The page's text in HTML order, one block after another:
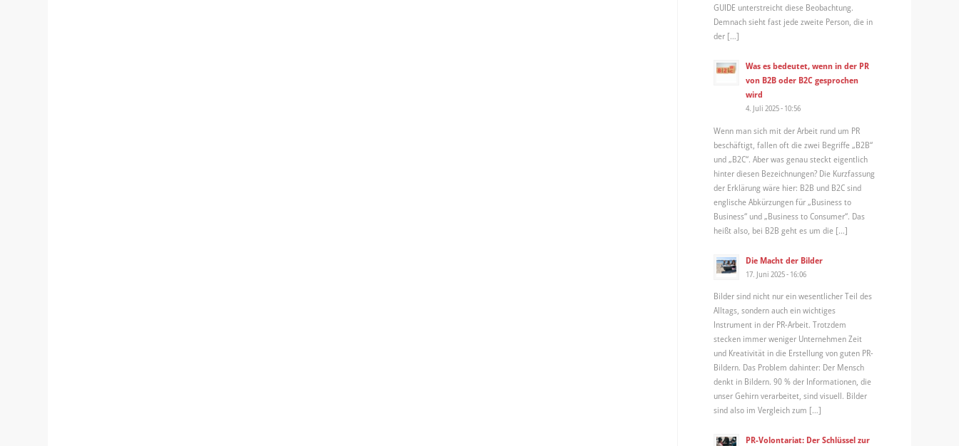
GUIDE unterstreicht diese Beobachtung.
Demnach sieht fast jede zweite Person, die in
der […]
Was es bedeutet, wenn in der PR
von B2B oder B2C gesprochen
wird
4. Juli 2025 - 10:56
Wenn man sich mit der Arbeit rund um PR
beschäftigt, fallen oft die zwei Begriffe „B2B“
und „B2C“. Aber was genau steckt eigentlich
hinter diesen Bezeichnungen? Die Kurzfassung
der Erklärung wäre hier: B2B und B2C sind
englische Abkürzungen für „Business to
Business“ und „Business to Consumer“. Das
heißt also, bei B2B geht es um die […]
Die Macht der Bilder
17. Juni 2025 - 16:06
Bilder sind nicht nur ein wesentlicher Teil des
Alltags, sondern auch ein wichtiges
Instrument in der PR-Arbeit. Trotzdem
stecken immer weniger Unternehmen Zeit
und Kreativität in die Erstellung von guten PR-
Bildern. Das Problem dahinter: Der Mensch
denkt in Bildern. 90 % der Informationen, die
unser Gehirn verarbeitet, sind visuell. Bilder
sind also im Vergleich zum […]
PR-Volontariat: Der Schlüssel zur